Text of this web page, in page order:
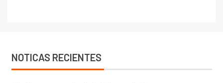
NOTICAS RECIENTES